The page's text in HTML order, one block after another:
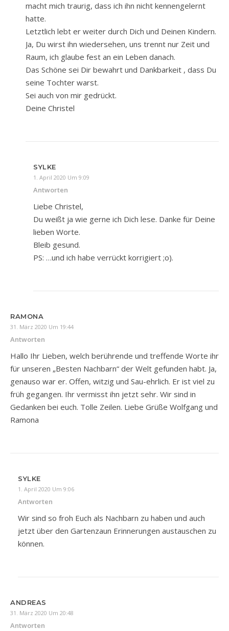
macht mich traurig, dass ich ihn nicht kennengelernt
hatte.
Letztlich lebt er weiter durch Dich und Deinen Kindern.
Ja, Du wirst ihn wiedersehen, uns trennt nur Zeit und
Raum, ich glaube fest an ein Leben danach.
Das Schöne sei Dir bewahrt und Dankbarkeit , dass Du
seine Tochter warst.
Sei auch von mir gedrückt.
Deine Christel
SYLKE
1. April 2020 Um 9:09
Antworten
Liebe Christel,
Du weißt ja wie gerne ich Dich lese. Danke für Deine
lieben Worte.
Bleib gesund.
PS: …und ich habe verrückt korrigiert ;o).
RAMONA
31. März 2020 Um 19:44
Antworten
Hallo Ihr Lieben, welch berührende und treffende Worte ihr
für unseren „Besten Nachbarn“ der Welt gefunden habt. Ja,
genauso war er. Offen, witzig und Sau-ehrlich. Er ist viel zu
früh gegangen. Ihr vermisst ihn jetzt sehr. Wir sind in
Gedanken bei euch. Tolle Zeilen. Liebe Grüße Wolfgang und
Ramona
SYLKE
1. April 2020 Um 9:06
Antworten
Wir sind so froh Euch als Nachbarn zu haben und auch
jetzt über den Gartenzaun Erinnerungen austauschen zu
können.
ANDREAS
31. März 2020 Um 20:48
Antworten